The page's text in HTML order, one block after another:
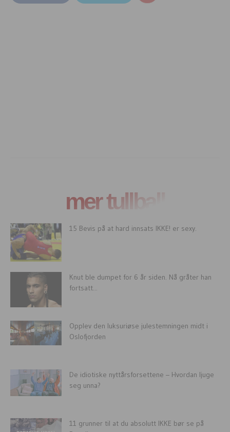
mer tullball
15 Bevis på at hard innsats IKKE! er sexy.
Knut ble dumpet for 6 år siden. Nå gråter han
fortsatt...
Opplev den luksuriøse julestemningen midt i
Oslofjorden
De idiotiske nyttårsforsettene – Hvordan ljuge
seg unna?
11 grunner til at du absolutt IKKE bør se på